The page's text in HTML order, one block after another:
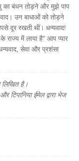
का बंधन तोड़ने और मुझे पाप
उन बाधाओं को तोड़ने
दूर रखती थीं। धन्यवाद!
में लाया है" आप प्यार
सेवा और प्रशंसा
लिखित है।
ईमेल द्वारा भेज